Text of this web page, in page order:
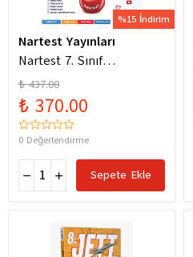
%15 İndirim
Nartest Yayınları
Nartest 7. Sınıf
Matematik Soru Hazinesi
₺ 437.00
₺ 370.00
0 Değerlendirme
Sepete Ekle